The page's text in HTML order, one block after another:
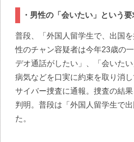
・男性の「会いたい」という
普段、「外国人留学生で、出国
性のチャン容疑者は今年23歳の
デオ通話がしたい」、「会いた
病気などを口実に約束を取り消
サイバー捜査に通報。捜査の結
判明。普段は「外国人留学生で
た。